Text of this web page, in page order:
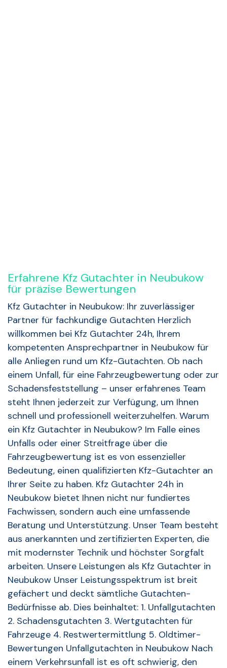
Erfahrene Kfz Gutachter in Neubukow
für präzise Bewertungen
Kfz Gutachter in Neubukow: Ihr zuverlässiger
Partner für fachkundige Gutachten Herzlich
willkommen bei Kfz Gutachter 24h, Ihrem
kompetenten Ansprechpartner in Neubukow für
alle Anliegen rund um Kfz-Gutachten. Ob nach
einem Unfall, für eine Fahrzeugbewertung oder zur
Schadensfeststellung – unser erfahrenes Team
steht Ihnen jederzeit zur Verfügung, um Ihnen
schnell und professionell weiterzuhelfen. Warum
ein Kfz Gutachter in Neubukow? Im Falle eines
Unfalls oder einer Streitfrage über die
Fahrzeugbewertung ist es von essenzieller
Bedeutung, einen qualifizierten Kfz-Gutachter an
Ihrer Seite zu haben. Kfz Gutachter 24h in
Neubukow bietet Ihnen nicht nur fundiertes
Fachwissen, sondern auch eine umfassende
Beratung und Unterstützung. Unser Team besteht
aus anerkannten und zertifizierten Experten, die
mit modernster Technik und höchster Sorgfalt
arbeiten. Unsere Leistungen als Kfz Gutachter in
Neubukow Unser Leistungsspektrum ist breit
gefächert und deckt sämtliche Gutachten-
Bedürfnisse ab. Dies beinhaltet: 1. Unfallgutachten
2. Schadensgutachten 3. Wertgutachten für
Fahrzeuge 4. Restwertermittlung 5. Oldtimer-
Bewertungen Unfallgutachten in Neubukow Nach
einem Verkehrsunfall ist es oft schwierig, den